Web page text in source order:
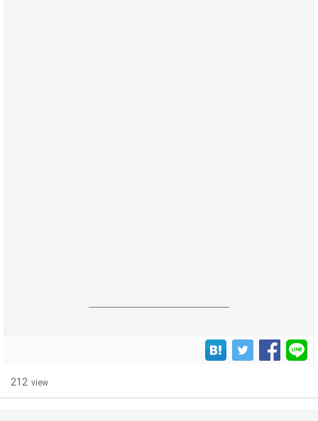
------------------------------------------------------------------
212 view